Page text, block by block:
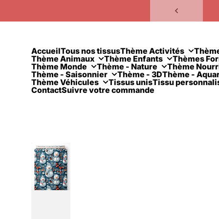
AccueilTous nos tissusThème Activités
Thème Animaux
Thème Enfants
Thèmes
Thème Monde
Thème - Nature
Thème
Thème - Saisonnier
Thème - 3DThème -
Thème Véhicules
Tissus unisTissu
ContactSuivre votre commande